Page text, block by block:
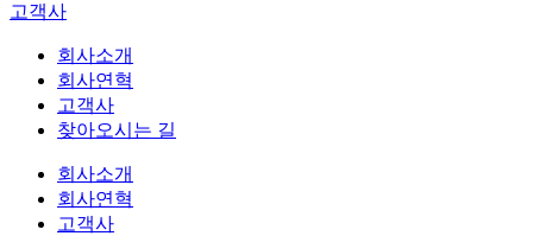
고객사
회사소개
회사연혁
고객사
찾아오시는 길
회사소개
회사연혁
고객사